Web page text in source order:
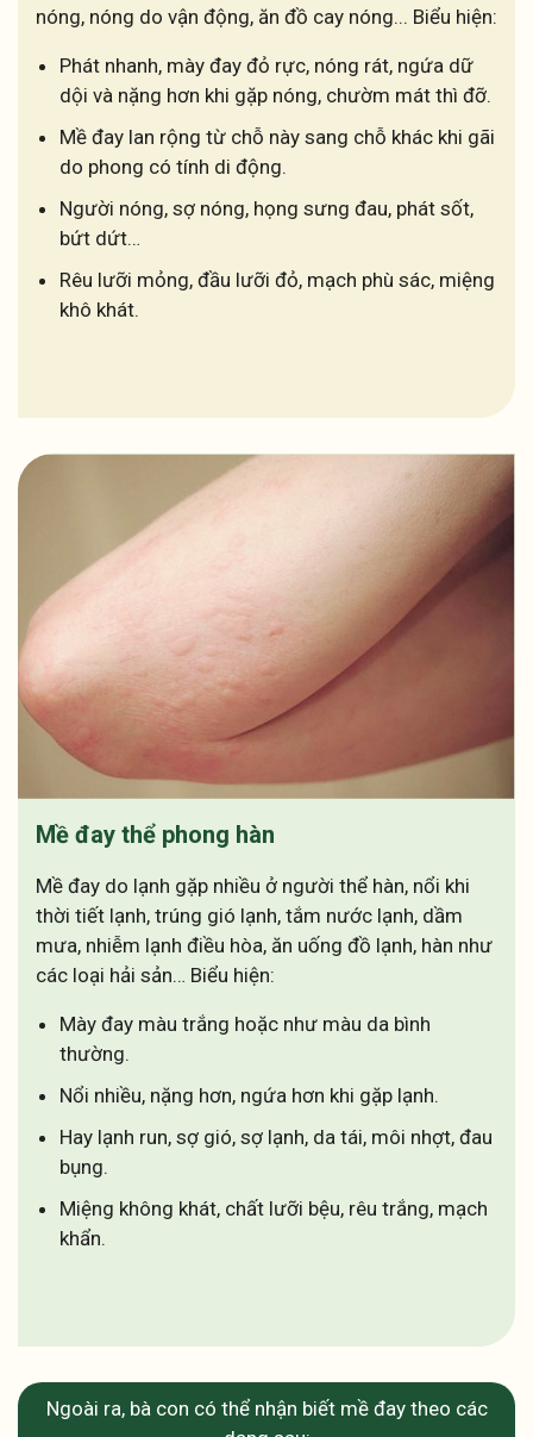
nóng, nóng do vận động, ăn đồ cay nóng... Biểu hiện:
Phát nhanh, mày đay đỏ rực, nóng rát, ngứa dữ
dội và nặng hơn khi gặp nóng, chườm mát thì đỡ.
Mề đay lan rộng từ chỗ này sang chỗ khác khi gãi
do phong có tính di động.
Người nóng, sợ nóng, họng sưng đau, phát sốt,
bứt dứt…
Rêu lưỡi mỏng, đầu lưỡi đỏ, mạch phù sác, miệng
khô khát.
Mề đay thể phong hàn
Mề đay do lạnh gặp nhiều ở người thể hàn, nổi khi
thời tiết lạnh, trúng gió lạnh, tắm nước lạnh, dầm
mưa, nhiễm lạnh điều hòa, ăn uống đồ lạnh, hàn như
các loại hải sản… Biểu hiện:
Mày đay màu trắng hoặc như màu da bình
thường.
Nổi nhiều, nặng hơn, ngứa hơn khi gặp lạnh.
Hay lạnh run, sợ gió, sợ lạnh, da tái, môi nhợt, đau
bụng.
Miệng không khát, chất lưỡi bệu, rêu trắng, mạch
khẩn.
Ngoài ra, bà con có thể nhận biết mề đay theo các